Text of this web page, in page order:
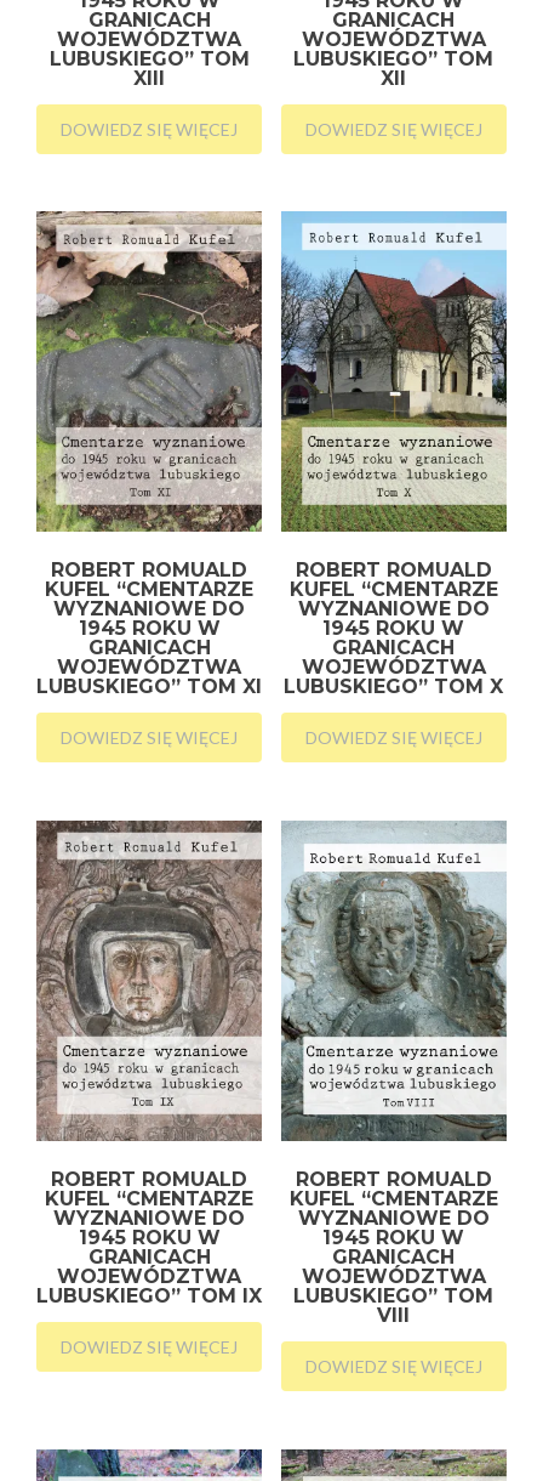
GRANICACH
WOJEWÓDZTWA
LUBUSKIEGO” TOM
XIII
DOWIEDZ SIĘ WIĘCEJ
GRANICACH
WOJEWÓDZTWA
LUBUSKIEGO” TOM
XII
DOWIEDZ SIĘ WIĘCEJ
ROBERT ROMUALD
KUFEL “CMENTARZE
WYZNANIOWE DO
1945 ROKU W
GRANICACH
WOJEWÓDZTWA
LUBUSKIEGO” TOM XI
DOWIEDZ SIĘ WIĘCEJ
ROBERT ROMUALD
KUFEL “CMENTARZE
WYZNANIOWE DO
1945 ROKU W
GRANICACH
WOJEWÓDZTWA
LUBUSKIEGO” TOM X
DOWIEDZ SIĘ WIĘCEJ
ROBERT ROMUALD
KUFEL “CMENTARZE
WYZNANIOWE DO
1945 ROKU W
GRANICACH
WOJEWÓDZTWA
LUBUSKIEGO” TOM IX
DOWIEDZ SIĘ WIĘCEJ
ROBERT ROMUALD
KUFEL “CMENTARZE
WYZNANIOWE DO
1945 ROKU W
GRANICACH
WOJEWÓDZTWA
LUBUSKIEGO” TOM
VIII
DOWIEDZ SIĘ WIĘCEJ